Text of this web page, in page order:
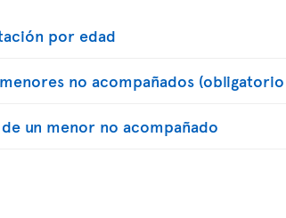
por edad
no acompañados (obligatorio
un menor no acompañado